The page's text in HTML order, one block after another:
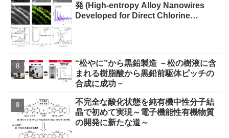
発 (High-entropy Alloy Nanowires
Developed for Direct Chlorine
“松やに”から黒鉛製造 －松の樹液に含
まれる樹脂酸から黒鉛前駆体ピッチの
合成に成功－
不完全な酸化状態を純有機中性分子結
晶で初めて実現～電子機能性有機物質
の開発に新たな道～